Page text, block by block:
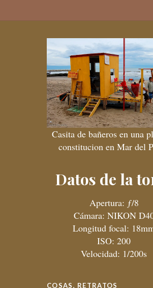
Casita de bañeros en una
constitucion en Mar del
Datos de la
Apertura: ƒ/8
Cámara: NIKON
Longitud focal:
ISO: 200
Velocidad: 1/200s
COSAS, RETRATOS